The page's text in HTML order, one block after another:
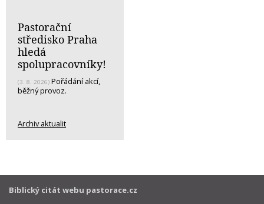
Pastorační
středisko Praha
hledá
spolupracovníky!
(3. 8. 2026) Pořádání akcí,
běžný provoz.
Archiv aktualit
Biblický citát webu pastorace.cz